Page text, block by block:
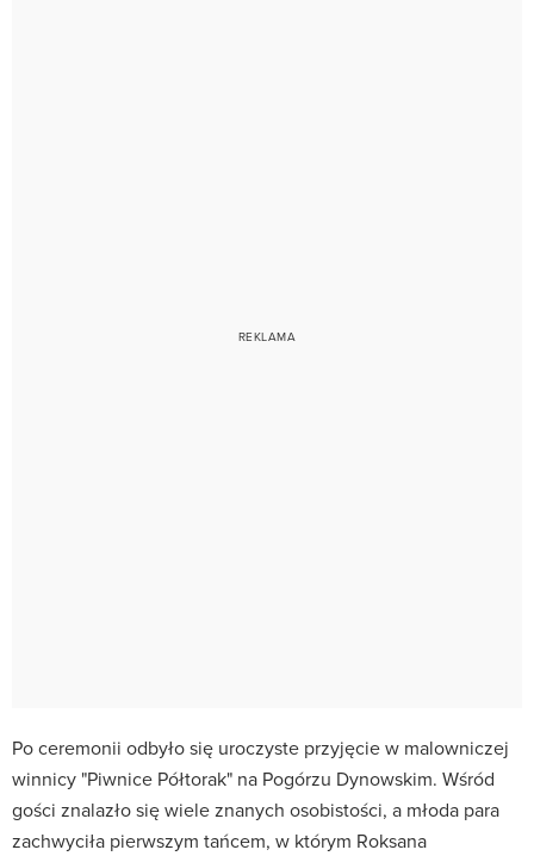
Po ceremonii odbyło się uroczyste przyjęcie w malowniczej
winnicy "Piwnice Półtorak" na Pogórzu Dynowskim. Wśród
gości znalazło się wiele znanych osobistości, a młoda para
zachwyciła pierwszym tańcem, w którym Roksana